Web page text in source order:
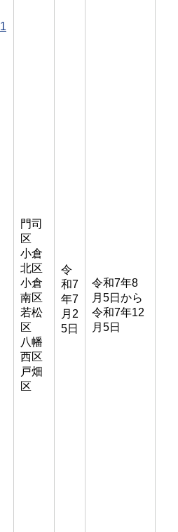
門司
区
小倉
北区
小倉
南区
若松
区
八幡
西区
戸畑
区
令
和7
年7
月2
5日
令和7年8
月5日から
令和7年12
月5日